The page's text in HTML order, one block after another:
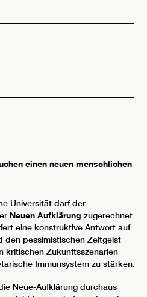
einen neuen menschlichen
Universität darf der
Neuen Aufklärung zugerechnet
eine konstruktive Antwort auf
den pessimistischen Zeitgeist
kritischen Zukunftsszenarien
Immunsystem zu stärken.
Neue-Aufklärung durchaus